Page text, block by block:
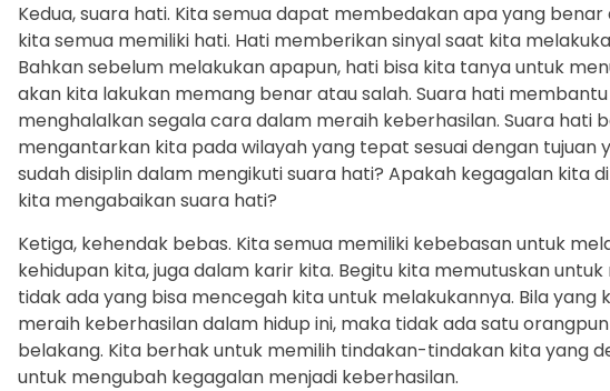
Kedua, suara hati. Kita semua dapat membedakan apa yang
kita semua memiliki hati. Hati memberikan sinyal saat kita
Bahkan sebelum melakukan apapun, hati bisa kita tanya untuk
akan kita lakukan memang benar atau salah. Suara hati
menghalalkan segala cara dalam meraih keberhasilan. Suara hati
mengantarkan kita pada wilayah yang tepat sesuai dengan tujuan
sudah disiplin dalam mengikuti suara hati? Apakah kegagalan kita
kita mengabaikan suara hati?
Ketiga, kehendak bebas. Kita semua memiliki kebebasan untuk
kehidupan kita, juga dalam karir kita. Begitu kita memutuskan
tidak ada yang bisa mencegah kita untuk melakukannya. Bila yang
meraih keberhasilan dalam hidup ini, maka tidak ada satu
belakang. Kita berhak untuk memilih tindakan-tindakan kita yang
untuk mengubah kegagalan menjadi keberhasilan.